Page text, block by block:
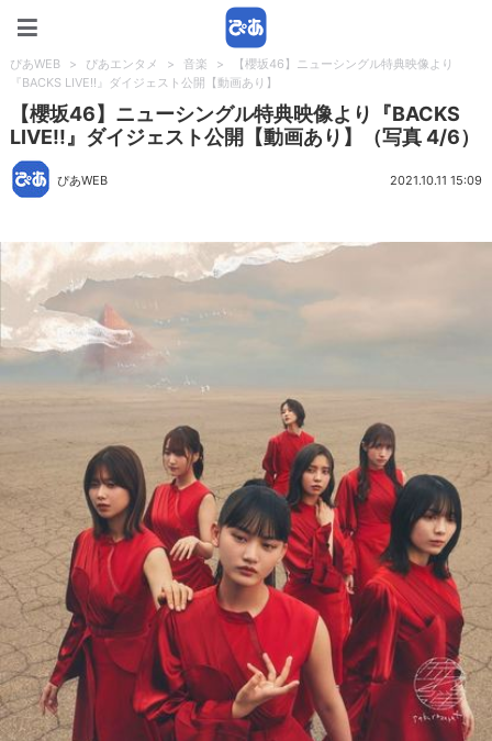
ぴあWEB > ぴあエンタメ > 音楽 >
【櫻坂46】ニューシングル特典映像より
『BACKS LIVE!!』ダイジェスト公開【動画あり】
【櫻坂46】ニューシングル特典映像より『BACKS
LIVE!!』ダイジェスト公開【動画あり】（写真 4/6）
ぴあWEB 2021.10.11 15:09